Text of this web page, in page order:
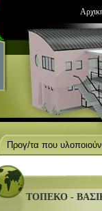
Προγ/τα που
ΤΟΠΕΚΟ -